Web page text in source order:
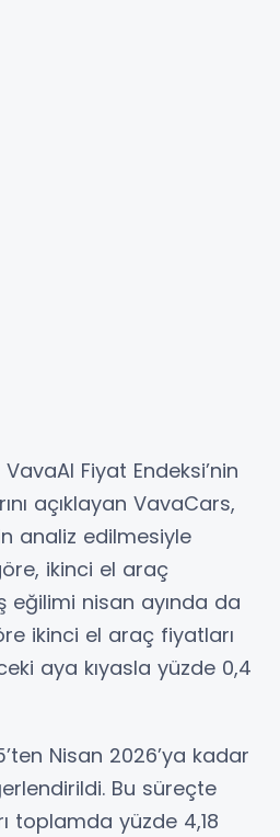
Fiyat Endeksi’nin
açıklayan VavaCars,
analiz edilmesiyle
ikinci el araç
eğilimi nisan ayında da
ikinci el araç fiyatları
aya kıyasla yüzde 0,4
Nisan 2026’ya kadar
Bu süreçte
toplamda yüzde 4,18